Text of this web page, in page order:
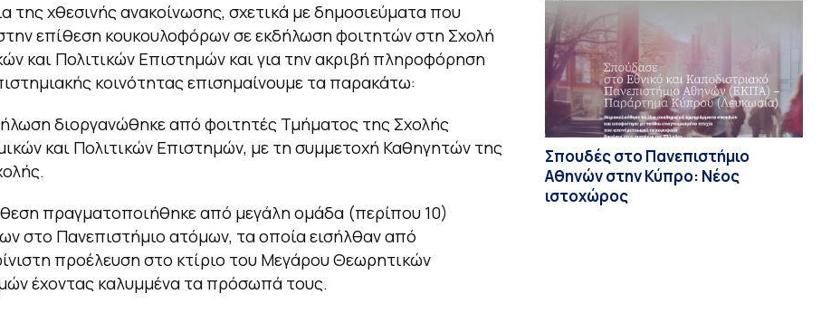
της χθεσινής ανακοίνωσης, σχετικά με δημοσιεύματα που
επίθεση κουκουλοφόρων σε εκδήλωση φοιτητών στη Σχολή
και Πολιτικών Επιστημών και για την ακριβή πληροφόρηση
κοινότητας επισημαίνουμε τα παρακάτω:
διοργανώθηκε από φοιτητές Τμήματος της Σχολής
και Πολιτικών Επιστημών, με τη συμμετοχή Καθηγητών της
πραγματοποιήθηκε από μεγάλη ομάδα (περίπου 10)
στο Πανεπιστήμιο ατόμων, τα οποία εισήλθαν από
προέλευση στο κτίριο του Μεγάρου Θεωρητικών
έχοντας καλυμμένα τα πρόσωπά τους.
Σπουδές στο Πανεπιστήμιο
Αθηνών στην Κύπρο: Νέος
ιστοχώρος